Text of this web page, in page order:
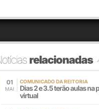
relacionadas
01
MAI
COMUNICADO DA REITORIA
Dias 2 e 3.5 terão aulas na
virtual